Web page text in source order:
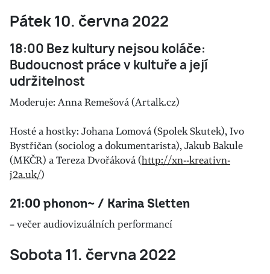
Pátek 10. června 2022
18:00 Bez kultury nejsou koláče:
Budoucnost práce v kultuře a její
udržitelnost
Moderuje: Anna Remešová (Artalk.cz)
Hosté a hostky: Johana Lomová (Spolek Skutek), Ivo
Bystřičan (sociolog a dokumentarista), Jakub Bakule
(MKČR) a Tereza Dvořáková (http://xn--kreativn-
j2a.uk/)
21:00 phonon~ / Karina Sletten
– večer audiovizuálních performancí
Sobota 11. června 2022